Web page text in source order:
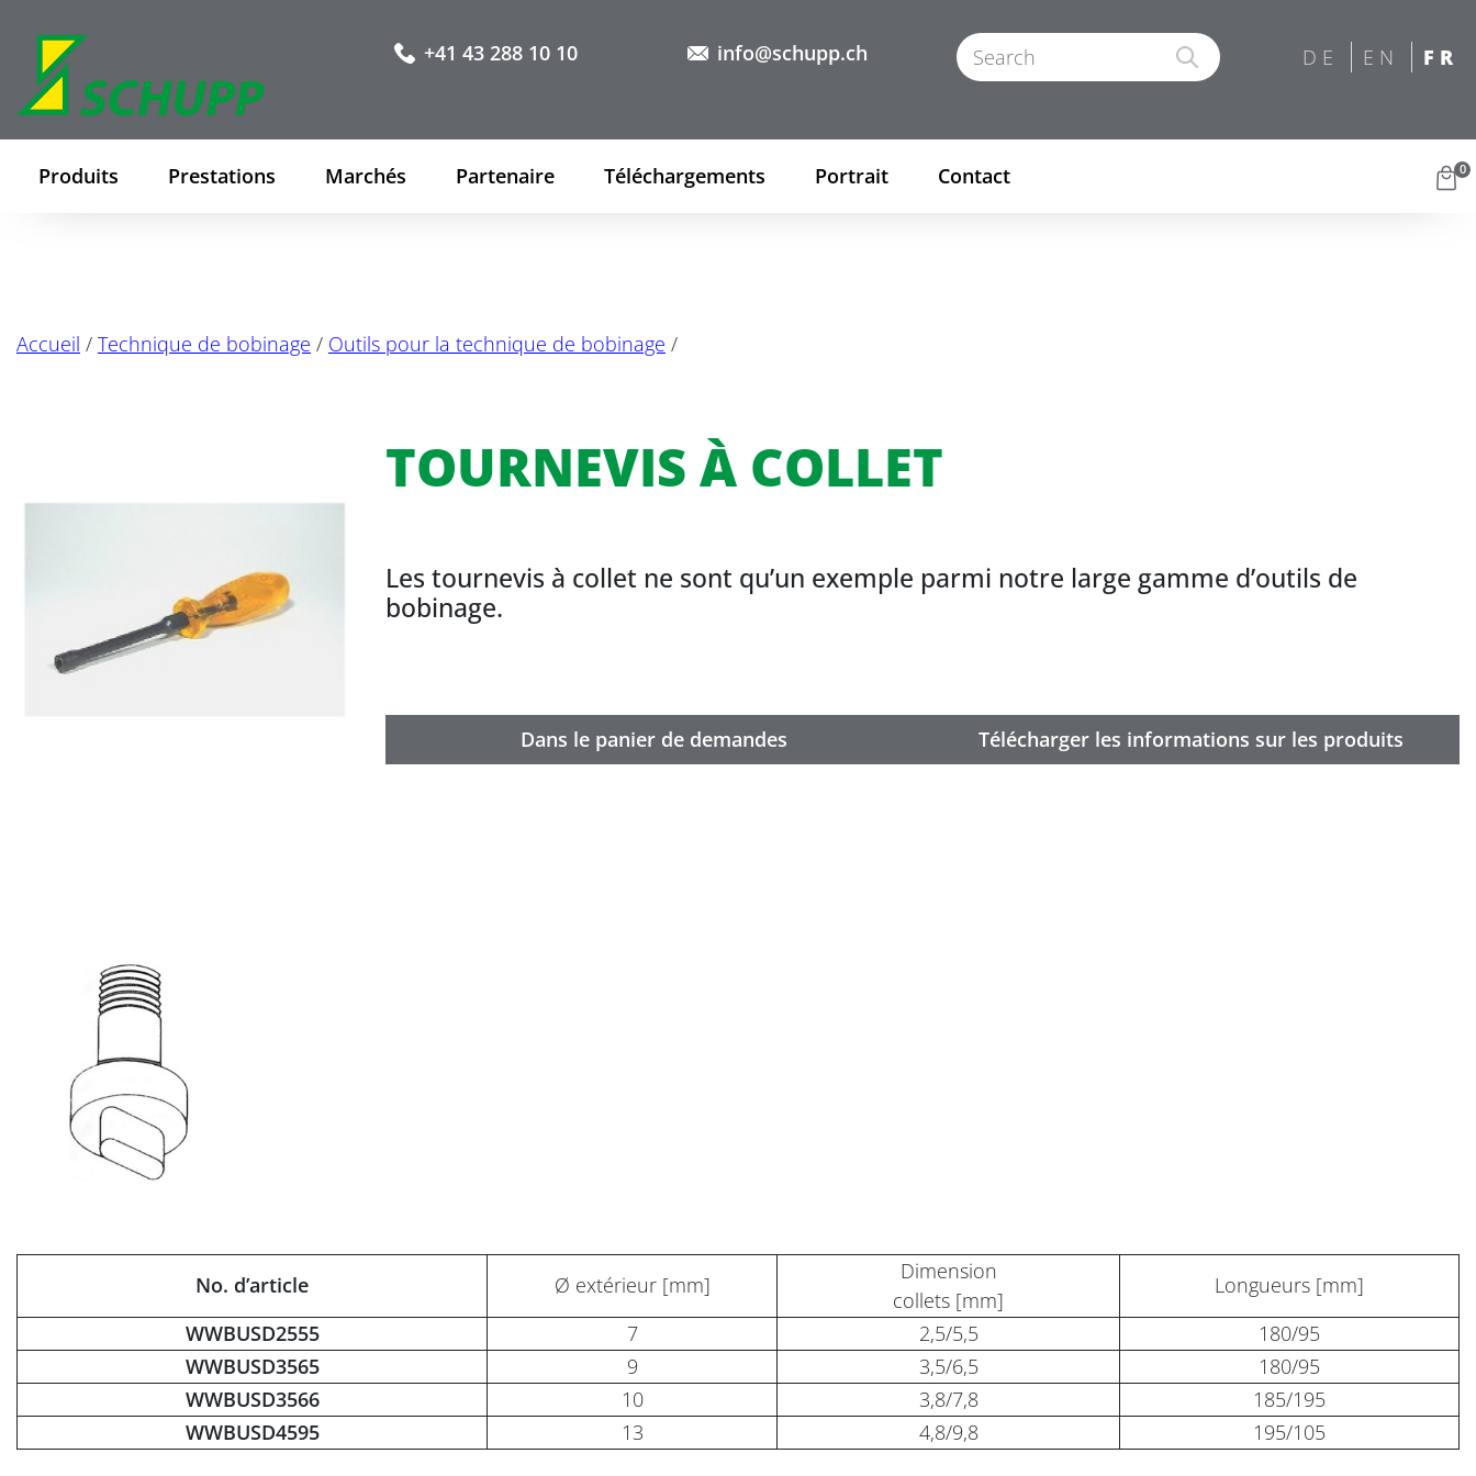
+41 43 288 10 10 info@schupp.ch
Produits Prestations Marchés Partenaire Téléchargements Portrait Contact 0
Accueil / Technique de bobinage / Outils pour la technique de bobinage /
TOURNEVIS À COLLET
Les tournevis à collet ne sont qu’un exemple parmi notre large gamme d’outils de
bobinage.
Dans le panier de demandes Télécharger les informations sur les produits
No. d’article Ø extérieur [mm]
Dimension
collets [mm]
Longueurs [mm]
WWBUSD2555
7 2,5/5,5
180/95
WWBUSD3565
9 3,5/6,5
180/95
WWBUSD3566
10 3,8/7,8
185/195
WWBUSD4595
13 4,8/9,8 195/105